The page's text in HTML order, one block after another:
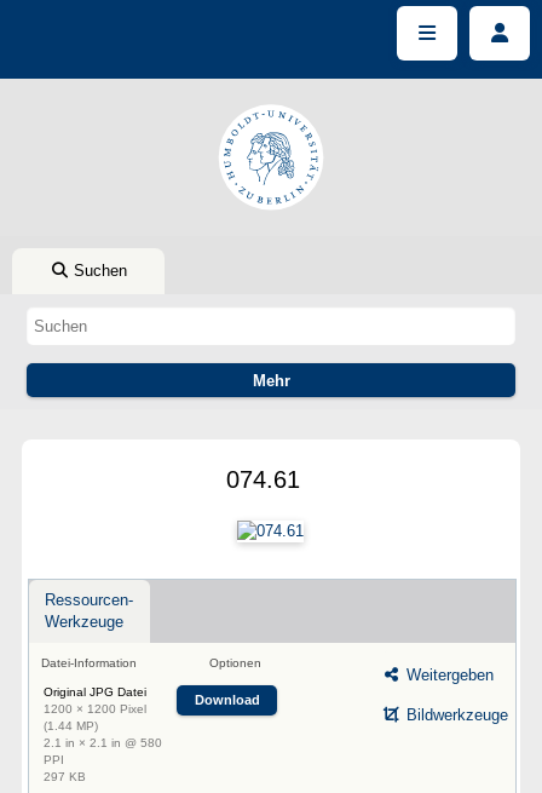
Suchen
074.61
Ressourcen-
Werkzeuge
Datei-Information Optionen
Original JPG Datei
1200 × 1200 Pixel
(1.44 MP)
2.1 in × 2.1 in @ 580
PPI
297 KB
Download
Weitergeben
Bildwerkzeuge